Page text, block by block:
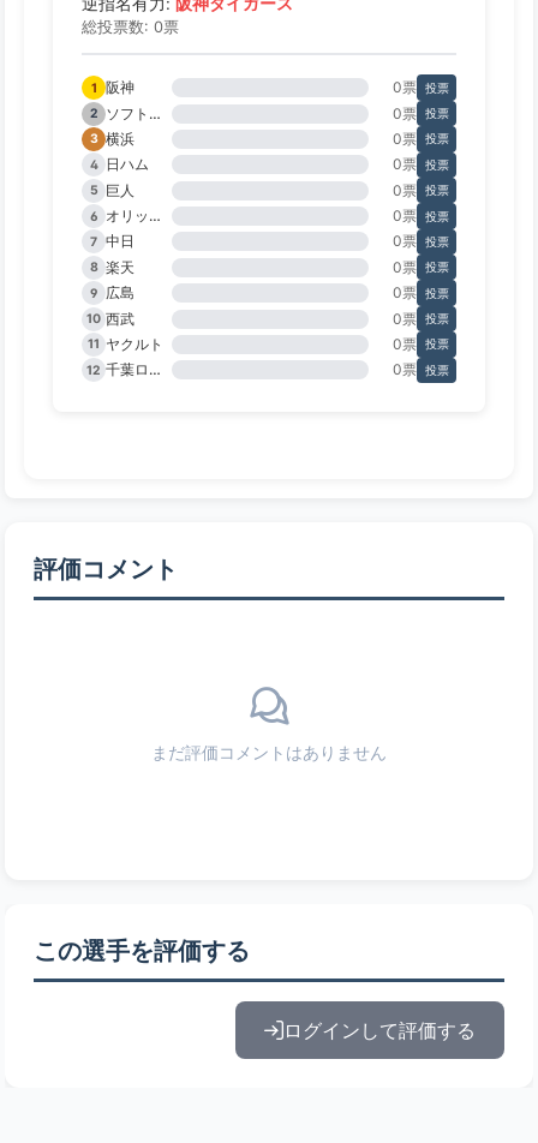
逆指名有力:
総投票数: 0票
1 阪神 0票 投票
2
ソフトバンク 0票 投票
3 横浜 0票 投票
4
日ハム 0票 投票
5
巨人 0票 投票
6
オリックス 0票 投票
7 中日 0票 投票
8 楽天 0票 投票
9
広島 0票 投票
10 西武 0票 投票
11 ヤクルト 0票 投票
12
千葉ロッテ 0票 投票
評価コメント
まだ評価コメントはありません
この選手を評価する
ログインして評価する